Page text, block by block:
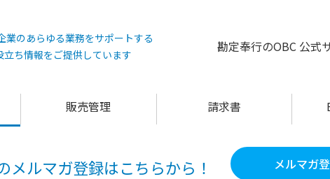
業のあらゆる業務をサポートする
立ち情報をご提供しています
勘定奉行のOBC 公式
販売管理 請求書
メルマガ登録はこちらから！ メルマガ